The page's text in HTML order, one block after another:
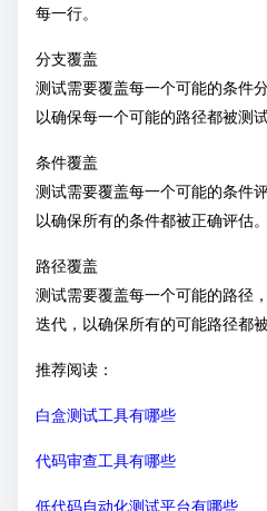
每一行。
分支覆盖
测试需要覆盖每一个可能的条件
以确保每一个可能的路径都被测试
条件覆盖
测试需要覆盖每一个可能的条件
以确保所有的条件都被正确评估。
路径覆盖
测试需要覆盖每一个可能的路径
迭代，以确保所有的可能路径都
推荐阅读：
白盒测试工具有哪些
代码审查工具有哪些
低代码自动化测试平台有哪些